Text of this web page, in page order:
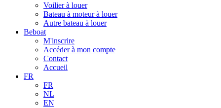
Voilier à louer
Bateau à moteur à louer
Autre bateau à louer
Beboat
M'inscrire
Accéder à mon compte
Contact
Accueil
FR
FR
NL
EN